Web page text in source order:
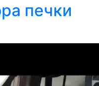
печки